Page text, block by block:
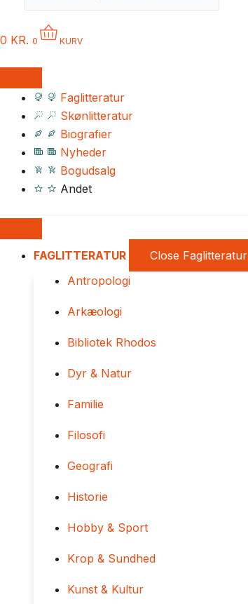
0 KR. 0 KURV
Faglitteratur
Skønlitteratur
Biografier
Nyheder
Bogudsalg
Andet
FAGLITTERATUR Close Faglitteratur
Antropologi
Arkæologi
Bibliotek Rhodos
Dyr & Natur
Familie
Filosofi
Geografi
Historie
Hobby & Sport
Krop & Sundhed
Kunst & Kultur